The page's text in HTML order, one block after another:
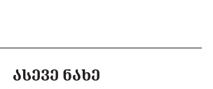
ᲐᲡᲔᲕᲔ ᲜᲐᲮᲔ